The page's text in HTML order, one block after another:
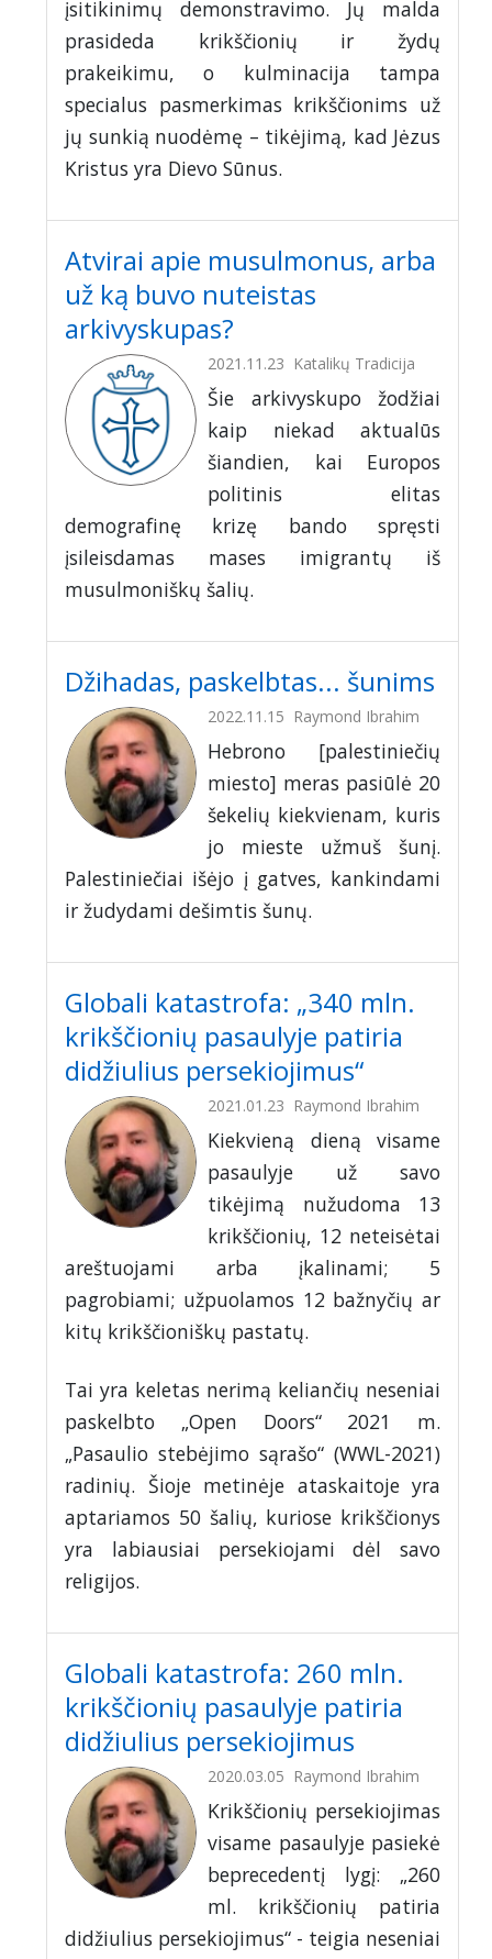
įsitikinimų demonstravimo. Jų malda
prasideda krikščionių ir žydų
prakeikimu, o kulminacija tampa
specialus pasmerkimas krikščionims už
jų sunkią nuodėmę – tikėjimą, kad Jėzus
Kristus yra Dievo Sūnus.
Atvirai apie musulmonus, arba
už ką buvo nuteistas
arkivyskupas?
2021.11.23 Katalikų Tradicija
Šie arkivyskupo žodžiai
kaip niekad aktualūs
šiandien, kai Europos
politinis elitas
demografinę krizę bando spręsti
įsileisdamas mases imigrantų iš
musulmoniškų šalių.
Džihadas, paskelbtas... šunims
2022.11.15 Raymond Ibrahim
Hebrono [palestiniečių
miesto] meras pasiūlė 20
šekelių kiekvienam, kuris
jo mieste užmuš šunį.
Palestiniečiai išėjo į gatves, kankindami
ir žudydami dešimtis šunų.
Globali katastrofa: „340 mln.
krikščionių pasaulyje patiria
didžiulius persekiojimus“
2021.01.23 Raymond Ibrahim
Kiekvieną dieną visame
pasaulyje už savo
tikėjimą nužudoma 13
krikščionių, 12 neteisėtai
areštuojami arba įkalinami; 5
pagrobiami; užpuolamos 12 bažnyčių ar
kitų krikščioniškų pastatų.
Tai yra keletas nerimą keliančių neseniai
paskelbto „Open Doors“ 2021 m.
„Pasaulio stebėjimo sąrašo“ (WWL-2021)
radinių. Šioje metinėje ataskaitoje yra
aptariamos 50 šalių, kuriose krikščionys
yra labiausiai persekiojami dėl savo
religijos.
Globali katastrofa: 260 mln.
krikščionių pasaulyje patiria
didžiulius persekiojimus
2020.03.05 Raymond Ibrahim
Krikščionių persekiojimas
visame pasaulyje pasiekė
beprecedentį lygį: „260
ml. krikščionių patiria
didžiulius persekiojimus“ - teigia neseniai